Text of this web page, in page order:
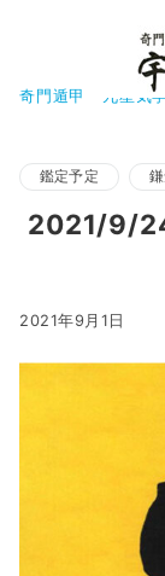
鑑定予定
2021/9/
2021年9月1日